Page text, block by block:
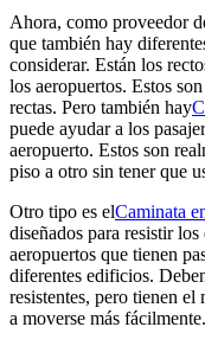
Ahora, como proveedor
que también hay
considerar. Están los
los aeropuertos. Estos
rectas. Pero también hay
puede ayudar a los
aeropuerto. Estos son
piso a otro sin tener que
Otro tipo es elCaminata
diseñados para resistir
aeropuertos que tienen
diferentes edificios.
resistentes, pero tienen
a moverse más fácilmente.